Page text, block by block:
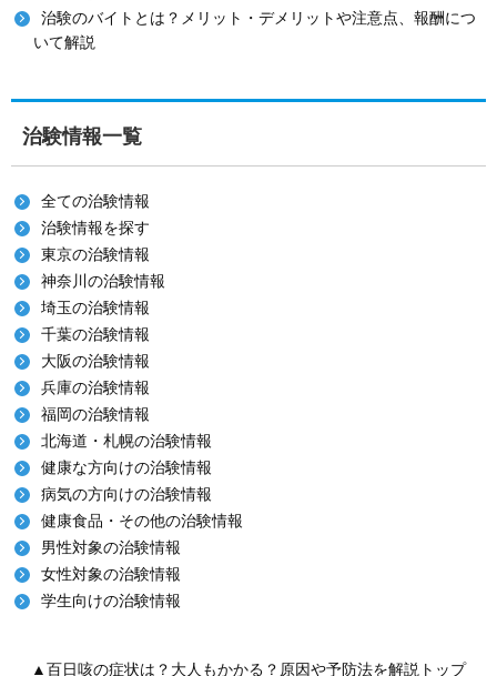
治験のバイトとは？メリット・デメリットや注意点、報酬につ
いて解説
治験情報一覧
全ての治験情報
治験情報を探す
東京の治験情報
神奈川の治験情報
埼玉の治験情報
千葉の治験情報
大阪の治験情報
兵庫の治験情報
福岡の治験情報
北海道・札幌の治験情報
健康な方向けの治験情報
病気の方向けの治験情報
健康食品・その他の治験情報
男性対象の治験情報
女性対象の治験情報
学生向けの治験情報
▲百日咳の症状は？大人もかかる？原因や予防法を解説トップ